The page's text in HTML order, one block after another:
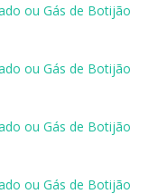
ou Gás de Botijão
ou Gás de Botijão
ou Gás de Botijão
ou Gás de Botijão